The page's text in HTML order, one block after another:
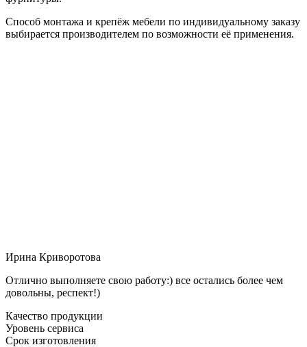
Способ монтажа и крепёж мебели по индивидуальному заказу
выбирается производителем по возможности её применения.
Ирина Криворотова
Отлично выполняете свою работу:) все остались более чем
довольны, респект!)
Качество продукции
Уровень сервиса
Срок изготовления